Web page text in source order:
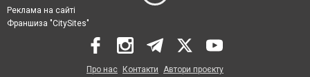
Реклама на сайті
Франшиза "CitySites"
Про нас Контакти Автори проєкту